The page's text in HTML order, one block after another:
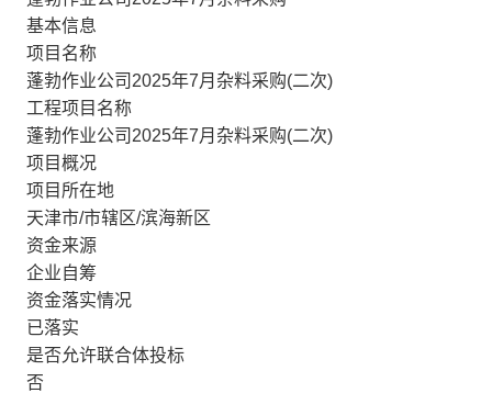
基本信息
项目名称
蓬勃作业公司2025年7月杂料采购(二次)
工程项目名称
蓬勃作业公司2025年7月杂料采购(二次)
项目概况
项目所在地
天津市/市辖区/滨海新区
资金来源
企业自筹
资金落实情况
已落实
是否允许联合体投标
否